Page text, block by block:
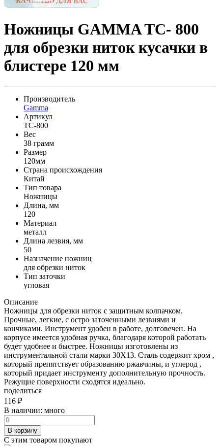
Ножницы GAMMA TC- 800
для обрезки ниток кусачки в
блистере 120 мм
Производитель
Gamma
Артикул
TC-800
Вес
38 грамм
Размер
120мм
Страна происхождения
Китай
Тип товара
Ножницы
Длина, мм
120
Материал
металл
Длина лезвия, мм
50
Назначение ножниц
для обрезки ниток
Тип заточки
угловая
Описание
Ножницы для обрезки ниток с защитным колпачком.
Прочные, легкие, с остро заточенными лезвиями и
кончиками. Инструмент удобен в работе, долговечен. На
корпусе имеется удобная ручка, благодаря которой работать
будет удобнее и быстрее. Ножницы изготовлены из
инструментальной стали марки 30Х13. Сталь содержит хром ,
который препятствует образованию ржавчины, и углерод ,
который придает инструменту дополнительную прочность.
Режущие поверхности сходятся идеально.
поделиться
116 ₽
В наличии: много
В корзину
С этим товаром покупают